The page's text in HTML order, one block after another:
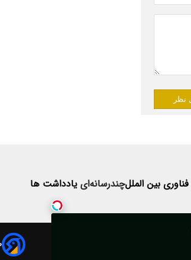
نظر
بین المللچندرسانه‌ای یادداشت ها